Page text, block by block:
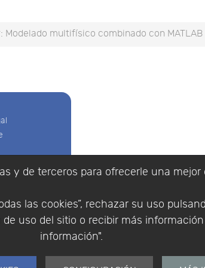
y de terceros para ofrecerle una
las cookies”, rechazar su uso
uso del sitio o recibir más
información".
Modelado multifísico combinado con MATLAB
|Política de Cookies
© Copyright 1994 - 2026.
Distribuidor de
España y Portugal.